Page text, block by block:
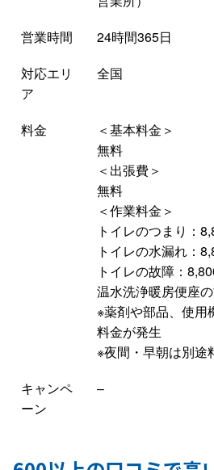
営業時間
24時間365日
対応エリ
ア
全国
料金
＜基本料金＞
無料
＜出張費＞
無料
＜作業料金＞
トイレのつまり：
トイレの水漏れ：
トイレの故障：
温水洗浄暖房便座
※薬剤や部品、使用
料金が発生
※夜間・早朝は別途
キャンペ
ーン
–